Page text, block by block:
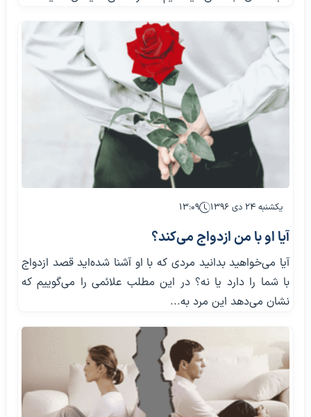
یکشنبه ۲۴ دی ۱۳۹۶ ۱۳:۰۹
آیا او با من ازدواج می‌کند؟
آیا می‌خواهید بدانید مردی که با او آشنا شده‌اید قصد ازدواج
با شما را دارد یا نه؟ در این مطلب علائمی را می‌گوییم که
نشان می‌دهد این مرد به...